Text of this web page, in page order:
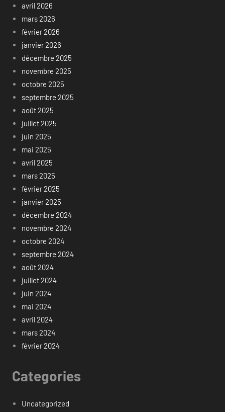
avril 2026
mars 2026
février 2026
janvier 2026
décembre 2025
novembre 2025
octobre 2025
septembre 2025
août 2025
juillet 2025
juin 2025
mai 2025
avril 2025
mars 2025
février 2025
janvier 2025
décembre 2024
novembre 2024
octobre 2024
septembre 2024
août 2024
juillet 2024
juin 2024
mai 2024
avril 2024
mars 2024
février 2024
Categories
Uncategorized